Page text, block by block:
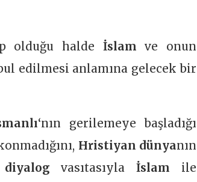
olduğu halde İslam ve onun
edilmesi anlamına gelecek bir
‘nın gerilemeye başladığı
Hristiyan dünyanın
diyalog vasıtasıylaİslam ile